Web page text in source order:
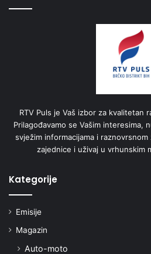
RTV Puls je Vaš izbor za kvalitetan
Prilagođavamo se Vašim interesima,
svježim informacijama i
zajednice i uživaj u vrhunskim
Kategorije
Emisije
Magazin
Auto-moto